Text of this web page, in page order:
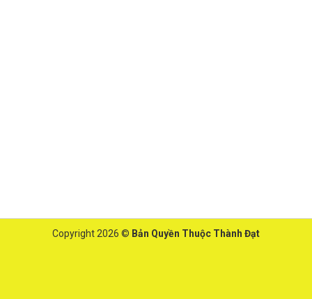
Copyright 2026 © Bản Quyền Thuộc Thành Đạt